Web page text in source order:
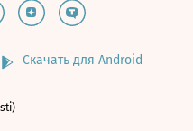
Скачать для Android